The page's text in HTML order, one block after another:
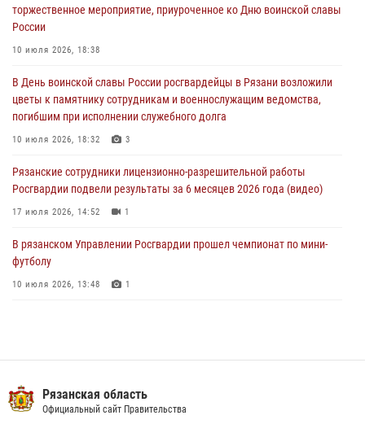
В Управлении Росгвардии по Рязанской области состоялось
награждение военнослужащих государственными наградами
29 июля 2026, 15:49
Рязанским росгвардейцам провели лекции о Крещении Руси
28 июля 2026, 09:22 1
При силовой поддержке ОМОН житель Касимовского округа лишён
законодательства
27 июля 2026, 15:26
торжественное мероприятие, приуроченное ко Дню воинской славы
России
10 июля 2026, 18:38
В День воинской славы России росгвардейцы в Рязани возложили
цветы к памятнику сотрудникам и военнослужащим ведомства,
погибшим при исполнении служебного долга
10 июля 2026, 18:32 3
Рязанские сотрудники лицензионно-разрешительной работы
Росгвардии подвели результаты за 6 месяцев 2026 года (видео)
17 июля 2026, 14:52 1
В рязанском Управлении Росгвардии прошел чемпионат по мини-
футболу
10 июля 2026, 13:48 1
В Управлении Росгвардии по Рязанской области состоялось
награждение военнослужащих государственными наградами
Рязанская область
Официальный сайт Правительства